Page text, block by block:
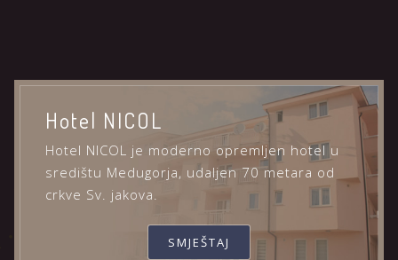
Hotel NICOL
Hotel NICOL je moderno opremljen hotel u
središtu Medugorja, udaljen 70 metara od
crkve Sv. jakova.
SMJEŠTAJ